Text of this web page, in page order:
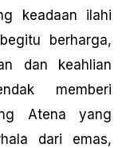
keadaan ilahi
berharga,
dan keahlian
memberi
Atena yang
dari emas,